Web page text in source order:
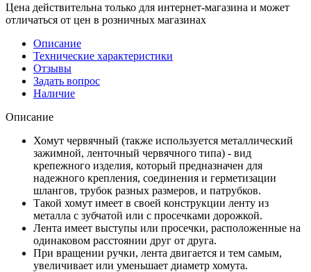
Цена действительна только для интернет-магазина и может
отличаться от цен в розничных магазинах
Описание
Технические характеристики
Отзывы
Задать вопрос
Наличие
Описание
Хомут червячный (также используется металлический
зажимной, ленточный червячного типа) - вид
крепежного изделия, который предназначен для
надежного крепления, соединения и герметизации
шлангов, трубок разных размеров, и патрубков.
Такой хомут имеет в своей конструкции ленту из
металла с зубчатой или с просечками дорожкой.
Лента имеет выступы или просечки, расположенные на
одинаковом расстоянии друг от друга.
При вращении ручки, лента двигается и тем самым,
увеличивает или уменьшает диаметр хомута.